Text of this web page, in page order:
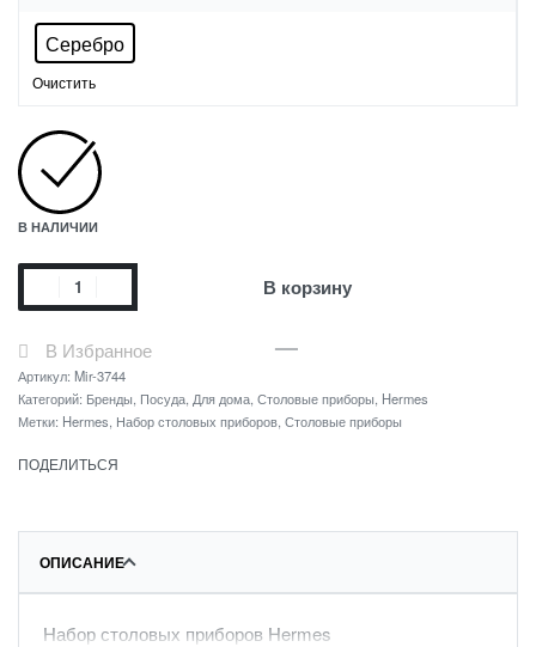
Серебро
Очистить
В НАЛИЧИИ
В корзину
В Избранное
Артикул: Mir-3744
Категорий: Бренды Посуда Для дома Столовые приборы Hermes
Метки: Hermes Набор столовых приборов Столовые приборы
ПОДЕЛИТЬСЯ
ОПИСАНИЕ
Набор столовых приборов Нermes